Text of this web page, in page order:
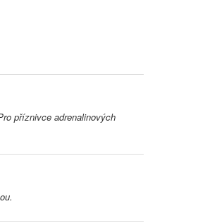
příznivce adrenalinových